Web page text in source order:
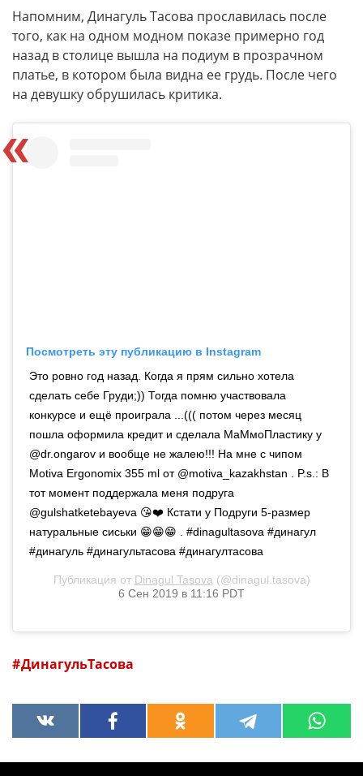
Напомним, Динагуль Тасова прославилась после
того, как на одном модном показе примерно год
назад в столице вышла на подиум в прозрачном
платье, в котором была видна ее грудь. После чего
на девушку обрушилась критика.
Посмотреть эту публикацию в Instagram
Это ровно год назад. Когда я прям сильно хотела
сделать себе Груди;)) Тогда помню участвовала
конкурсе и ещё проиграла ...((( потом через месяц
пошла оформила кредит и сделала МаМмоПластику у
@dr.ongarov и вообще не жалею!!! На мне с чипом
Motiva Ergonomiх 355 ml от @motiva_kazakhstan . P.s.: В
тот момент поддержала меня подруга
@gulshatketebayeva 😘❤️ Кстати у Подруги 5-размер
натуральные сиськи 😁😁😁 . #dinagultasova #динагул
#динагуль #динагультасова #динагултасова
Публикация от Dinagul Tasova (@dinagul.tasova)
6 Сен 2019 в 11:16 PDT
ДинагульТасова